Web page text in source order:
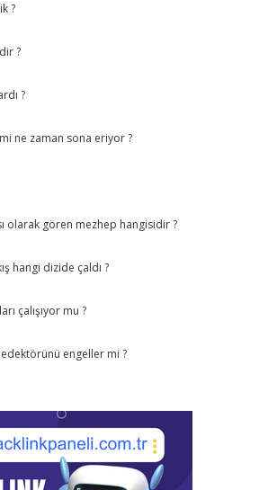
?
?
?
ne zaman sona eriyor ?
olarak gören mezhep hangisidir ?
hangi dizide çaldı ?
çalışıyor mu ?
engeller mi ?